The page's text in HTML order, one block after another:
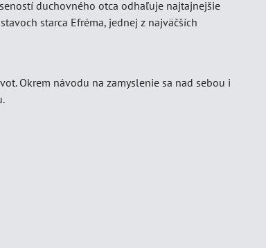
duchovného otca odhaľuje najtajnejšie
starca Efréma, jednej z najväčších
Okrem návodu na zamyslenie sa nad sebou i